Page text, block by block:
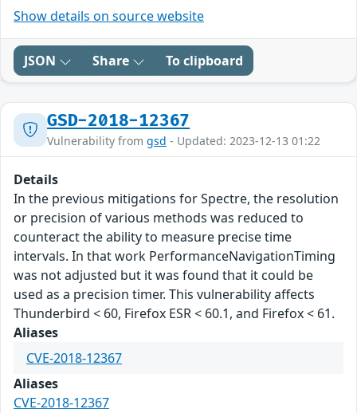
Show details on source website
JSON Share To clipboard
GSD-2018-12367
Vulnerability from gsd - Updated: 2023-12-13 01:22
Details
In the previous mitigations for Spectre, the resolution
or precision of various methods was reduced to
counteract the ability to measure precise time
intervals. In that work PerformanceNavigationTiming
was not adjusted but it was found that it could be
used as a precision timer. This vulnerability affects
Thunderbird < 60, Firefox ESR < 60.1, and Firefox < 61.
Aliases
CVE-2018-12367
Aliases
CVE-2018-12367